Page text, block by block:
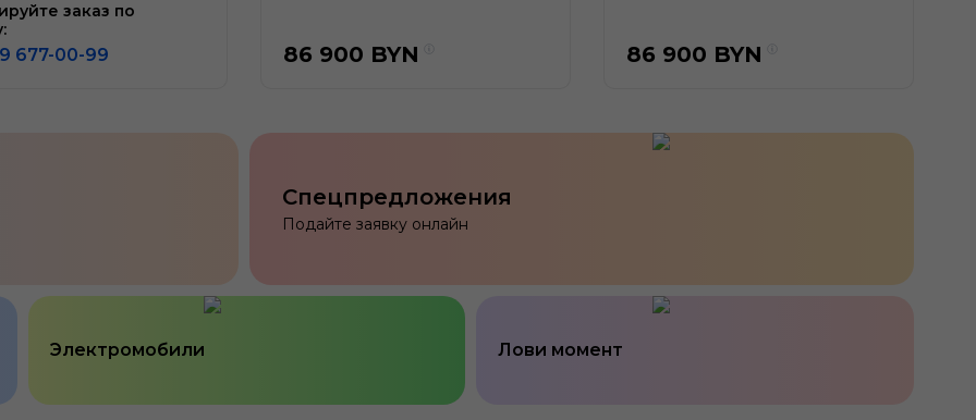
заказ по
677-00-99 86 900 BYN 86 900 BYN
Спецпредложения
Подайте заявку онлайн
Электромобили Лови момент